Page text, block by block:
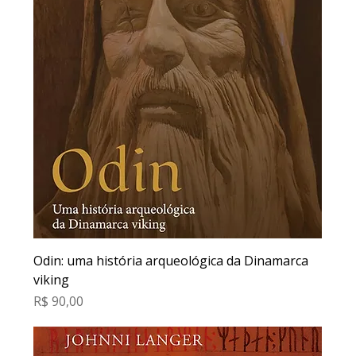
Odin: uma história arqueológica da Dinamarca
viking
Preço
R$ 90,00